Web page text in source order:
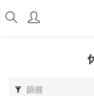
篩選